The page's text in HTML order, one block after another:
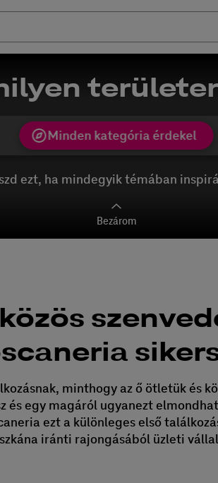
Minden kategória érdekel
ezt, ha mindegyik témában
Bezárom
minthogy az ő ötletük és
és egy magáról ugyanezt
ezt a különleges első
iránti rajongásából üzleti